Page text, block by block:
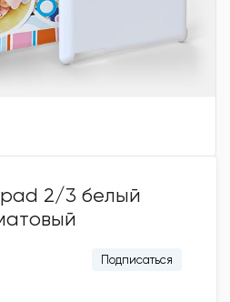
2/3 белый
Подписаться